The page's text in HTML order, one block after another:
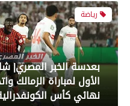
رياضة
بعدسة الخبر المصري|
الأول لمباراة الزمالك
نهائي كأس